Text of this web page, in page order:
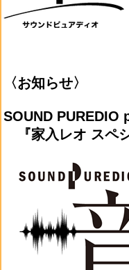
〈お知らせ〉
SOUND PUREDIO
『家入レオ スペ